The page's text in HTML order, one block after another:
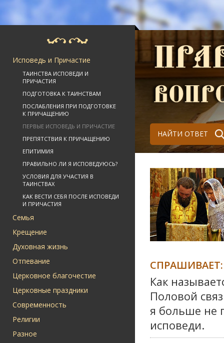
Исповедь и Причастие
ТАИНСТВА ИСПОВЕДИ И
ПРИЧАСТИЯ
ПОДГОТОВКА К ТАИНСТВАМ
ПОСЛАБЛЕНИЯ ПРИ ПОДГОТОВКЕ
К ПРИЧАЩЕНИЮ
ПЕРВЫЕ ИСПОВЕДЬ И ПРИЧАСТИЕ
ПРЕПЯТСТВИЯ К ПРИЧАЩЕНИЮ
ЕПИТИМИЯ
ПРАВИЛЬНО ЛИ Я ИСПОВЕДУЮСЬ?
УСЛОВИЯ ДЛЯ УЧАСТИЯ В
ТАИНСТВАХ
КАК ВЕСТИ СЕБЯ ПОСЛЕ ИСПОВЕДИ
И ПРИЧАСТИЯ
Семья
Крещение
Духовная жизнь
Отпевание
Церковное благочестие
Церковные праздники
Современность
Религии
Разное
НАЙТИ ОТВЕТ
СПРАШИВАЕТ:
Как
Половой
я больше не
исповеди.